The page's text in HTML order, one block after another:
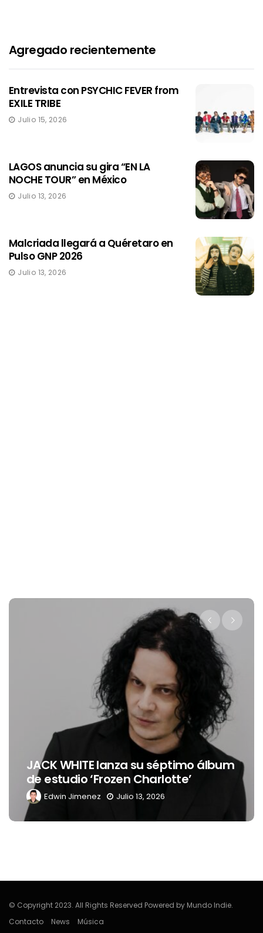
Agregado recientemente
Entrevista con PSYCHIC FEVER from
EXILE TRIBE
Julio 15, 2026
LAGOS anuncia su gira “EN LA
NOCHE TOUR” en México
Julio 13, 2026
Malcriada llegará a Quéretaro en
Pulso GNP 2026
Julio 13, 2026
JACK WHITE lanza su séptimo álbum
de estudio ‘Frozen Charlotte’
Edwin Jimenez Julio 13, 2026
© Copyright 2023. All Rights Reserved Powered by Mundo Indie.
Contacto
News Música